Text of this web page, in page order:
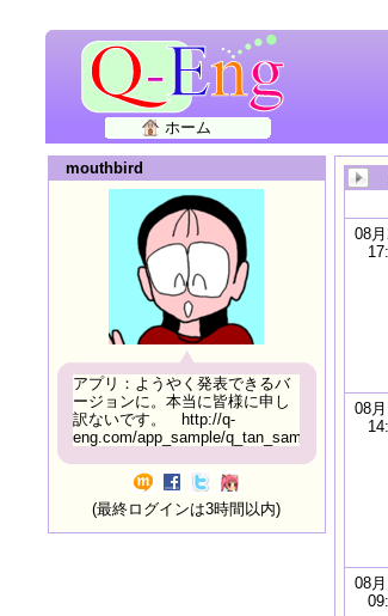
ホーム
mouthbird
アプリ：ようやく発表できるバ
ージョンに。本当に皆様に申し
訳ないです。 http://q-
eng.com/app_sample/q_tan_sample06.html
(最終ログインは3時間以内)
08
08
08